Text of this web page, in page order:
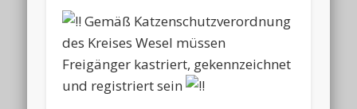
Gemäß Katzenschutzverordnung
des Kreises Wesel müssen
Freigänger kastriert, gekennzeichnet
und registriert sein